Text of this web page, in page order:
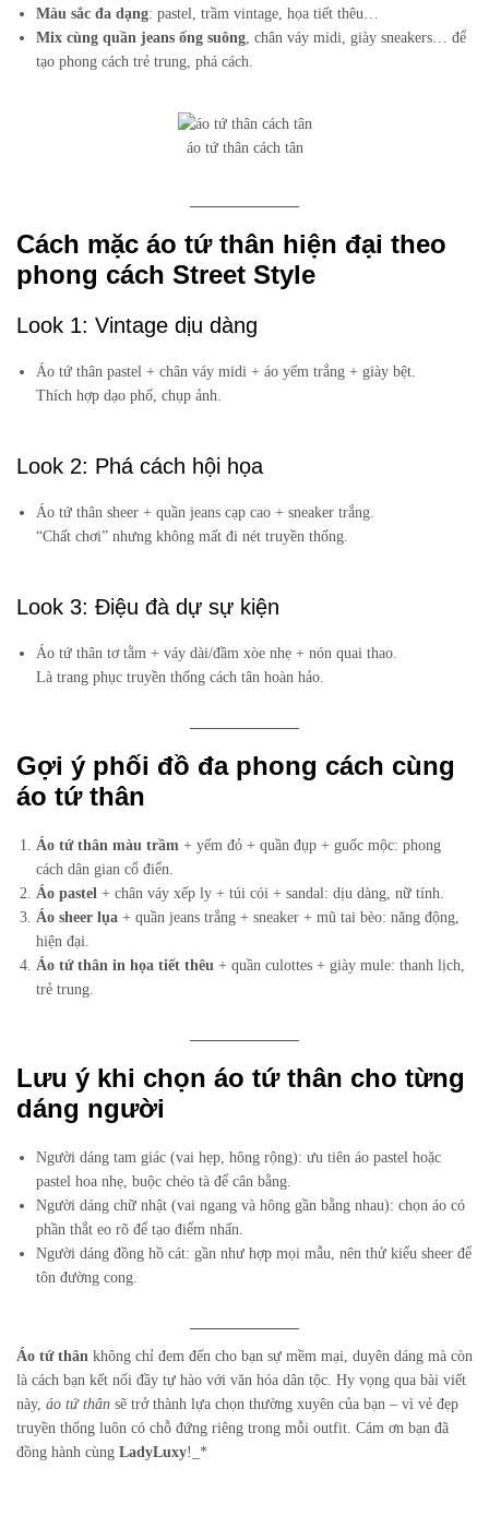
Màu sắc đa dạng: pastel, trầm vintage, họa tiết thêu…
Mix cùng quần jeans ống suông, chân váy midi, giày sneakers… để
tạo phong cách trẻ trung, phá cách.
áo tứ thân cách tân
Cách mặc áo tứ thân hiện đại theo
phong cách Street Style
Look 1: Vintage dịu dàng
Áo tứ thân pastel + chân váy midi + áo yếm trắng + giày bệt.
Thích hợp dạo phố, chụp ảnh.
Look 2: Phá cách hội họa
Áo tứ thân sheer + quần jeans cạp cao + sneaker trắng.
“Chất chơi” nhưng không mất đi nét truyền thống.
Look 3: Điệu đà dự sự kiện
Áo tứ thân tơ tằm + váy dài/đầm xòe nhẹ + nón quai thao.
Là trang phục truyền thống cách tân hoàn hảo.
Gợi ý phối đồ đa phong cách cùng
áo tứ thân
Áo tứ thân màu trầm + yếm đỏ + quần đụp + guốc mộc: phong
cách dân gian cổ điển.
Áo pastel + chân váy xếp ly + túi cói + sandal: dịu dàng, nữ tính.
Áo sheer lụa + quần jeans trắng + sneaker + mũ tai bèo: năng động,
hiện đại.
Áo tứ thân in họa tiết thêu + quần culottes + giày mule: thanh lịch,
trẻ trung.
Lưu ý khi chọn áo tứ thân cho từng
dáng người
Người dáng tam giác (vai hẹp, hông rộng): ưu tiên áo pastel hoặc
pastel hoa nhẹ, buộc chéo tà để cân bằng.
Người dáng chữ nhật (vai ngang và hông gần bằng nhau): chọn áo có
phần thắt eo rõ để tạo điểm nhấn.
Người dáng đồng hồ cát: gần như hợp mọi mẫu, nên thử kiểu sheer để
tôn đường cong.
Áo tứ thân không chỉ đem đến cho bạn sự mềm mại, duyên dáng mà còn
là cách bạn kết nối đầy tự hào với văn hóa dân tộc. Hy vọng qua bài viết
này, áo tứ thân sẽ trở thành lựa chọn thường xuyên của bạn – vì vẻ đẹp
truyền thống luôn có chỗ đứng riêng trong mỗi outfit. Cám ơn bạn đã
đồng hành cùng LadyLuxy!_*